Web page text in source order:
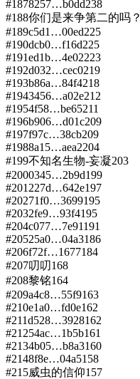
#1878257…b0dd238
#188你们是来争第二的吗？
#189c5d1…00ed225
#190dcb0…f16d225
#191ed1b…4e02223
#192d032…cec0219
#193b86a…84f4218
#1943456…a02e212
#1954f58…be65211
#196b906…d01c209
#197f97c…38cb209
#1988a15…aea2204
#199不知名生物-妄凝203
#2000345…2b9d199
#201 227d…642e197
#20271f0…3699195
#2032fe9…93f4195
#204c077…7e91191
#20525a0…04a3186
#206f72f…1677184
#207叨叨168
#208黎铭164
#209a4c8…55f9163
#210e1a0…fd0e162
#211d528…3928162
#21254ac…1b5b161
#2134b05…b8a3160
#2148f8e…04a5158
#215威虫的信仰157